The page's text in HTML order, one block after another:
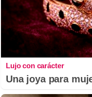
Lujo con carácter
Una joya para